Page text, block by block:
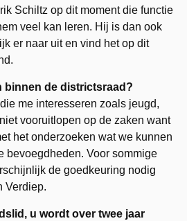
Schiltz op dit moment die functie
veel kan leren. Hij is dan ook
er naar uit en vind het op dit
binnen de districtsraad?
me interesseren zoals jeugd,
vooruitlopen op de zaken want
het onderzoeken wat we kunnen
bevoegdheden. Voor sommige
de goedkeuring nodig
Verdiep.
u wordt over twee jaar